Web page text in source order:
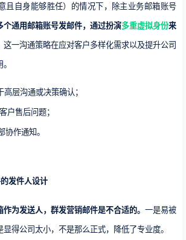
且自身能够胜任）的情况下，除主业务邮箱账号
个通用邮箱账号发邮件，通过扮演多重虚拟身份来
这一沟通策略在应对客户多样化需求以及提升公司
层沟通或决策确认；
户售后问题；
作通知。
发件人设计
为发送人，群发营销邮件是不合适的。 一是易被
得公司太小，不是那么正式，降低了专业度。